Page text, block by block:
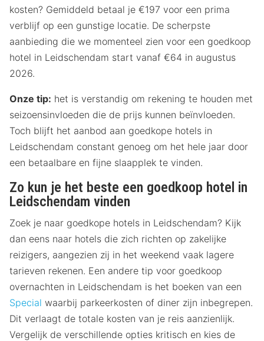
kosten? Gemiddeld betaal je €197 voor een prima
verblijf op een gunstige locatie. De scherpste
aanbieding die we momenteel zien voor een goedkoop
hotel in Leidschendam start vanaf €64 in augustus
2026.
Onze tip: het is verstandig om rekening te houden met
seizoensinvloeden die de prijs kunnen beïnvloeden.
Toch blijft het aanbod aan goedkope hotels in
Leidschendam constant genoeg om het hele jaar door
een betaalbare en fijne slaapplek te vinden.
Zo kun je het beste een goedkoop hotel in
Leidschendam vinden
Zoek je naar goedkope hotels in Leidschendam? Kijk
dan eens naar hotels die zich richten op zakelijke
reizigers, aangezien zij in het weekend vaak lagere
tarieven rekenen. Een andere tip voor goedkoop
overnachten in Leidschendam is het boeken van een
Special waarbij parkeerkosten of diner zijn inbegrepen.
Dit verlaagt de totale kosten van je reis aanzienlijk.
Vergelijk de verschillende opties kritisch en kies de